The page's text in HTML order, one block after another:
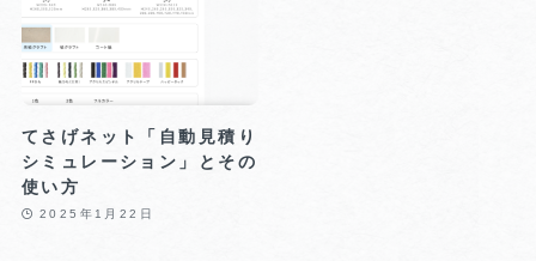
てさげネット「自動見積り
シミュレーション」とその
使い方
2025年1月22日